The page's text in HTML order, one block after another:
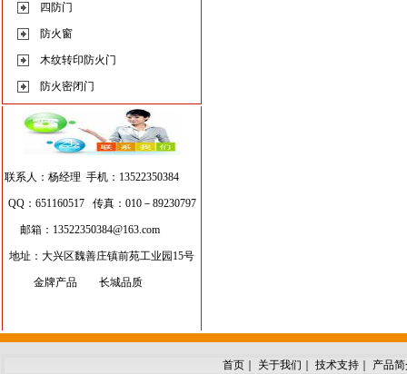
四防门
防火窗
木纹转印防火门
防火密闭门
联系人：杨经理 手机：13522350384
QQ：651160517 传真：010－89230797
邮箱： 13522350384@163.com
地址：大兴区魏善庄镇前苑工业园15号
金牌产品 长城品质
首页｜ 关于我们 技术支持｜ 产品简